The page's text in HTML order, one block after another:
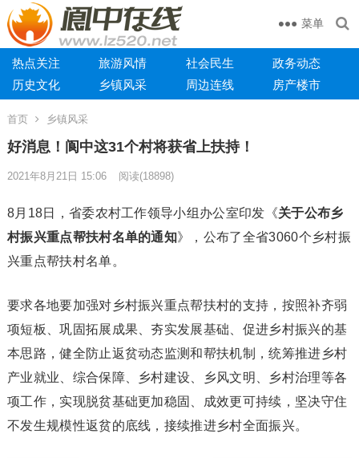
菜单
热点关注 旅游风情 社会民生
政务动态
历史文化
乡镇风采 周边连线 房产楼市
首页 乡镇风采
好消息！阆中这31个村将获省上扶持！
2021年8月21日 15:06 阅读(18898)
8月18日，省委农村工作领导小组办公室印发《关于公布乡
村振兴重点帮扶村名单的通知》，公布了全省3060个乡村振
兴重点帮扶村名单。
要求各地要加强对乡村振兴重点帮扶村的支持，按照补齐弱
项短板、巩固拓展成果、夯实发展基础、促进乡村振兴的基
本思路，健全防止返贫动态监测和帮扶机制，统筹推进乡村
产业就业、综合保障、乡村建设、乡风文明、乡村治理等各
项工作，实现脱贫基础更加稳固、成效更可持续，坚决守住
不发生规模性返贫的底线，接续推进乡村全面振兴。